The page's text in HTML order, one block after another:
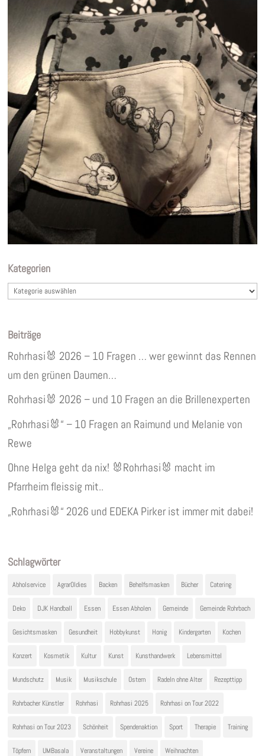
Kategorien
Kategorien
Beiträge
Rohrhasi🐰 2026 – 10 Fragen … wer gewinnt das Rennen
um den grünen Daumen…
Rohrhasi🐰 2026 – und 10 Fragen an die Brillenexperten
„Rohrhasi🐰“ – 10 Fragen an Raimund und Melanie von
Rewe
Ohne Helga geht da nix! 🐰Rohrhasi🐰 macht im
Pfarrheim fleissig mit..
„Rohrhasi🐰“ 2026 und EDEKA Pirker ist immer mit dabei!
Schlagwörter
Abholservice AgrarOldies Backen Behelfsmasken Bücher Catering
Deko DJK Handball Essen Essen Abholen Gemeinde Gemeinde Rohrbach
Gesichtsmasken Gesundheit Hobbykunst Honig Kindergarten Kochen
Konzert Kosmetik Kultur Kunst Kunsthandwerk Lebensmittel
Mundschutz Musik Musikschule Ostern Radeln ohne Alter Rezepttipp
Rohrbacher Künstler Rohrhasi Rohrhasi 2025 Rohrhasi on Tour 2022
Rohrhasi on Tour 2023 Schönheit Spendenaktion Sport Therapie Training
Töpfern UMBasala Veranstaltungen Vereine Weihnachten